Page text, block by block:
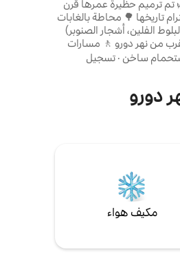
دي ميداس 🌿 تم ترميم حظيرة عمرها قرن
تاريخها 🌳 محاطة بالغابات
الفلين، أشجار الصنوبر)
من نهر دورو 🚶 مسارات
🤍 مشروع تديره عائلة،
أصيلة ذات روح
30 دقيقة من بورتو ومطار بورتو 🛌 مثالية
أو لمحبي الطبيعة
ساخن · تسجيل
دورو
مكيف هواء